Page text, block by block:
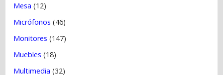
Mesa (12)
Micrófonos (46)
Monitores (147)
Muebles (18)
Multimedia (32)